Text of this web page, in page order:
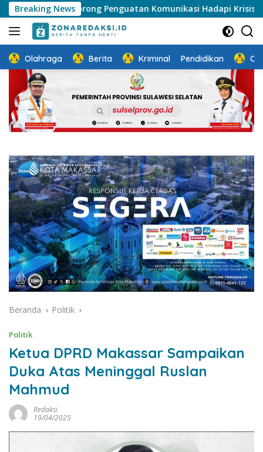
Langsung
ke
konten
Breaking News
Dorong Penguatan Komunikasi Hadapi Krisis Multidimensi
Olahraga Berita Kriminal Pendidikan
Beranda Politik
Politik
Ketua DPRD Makassar Sampaikan
Duka Atas Meninggal Ruslan
Mahmud
Redaksi
19/04/2025